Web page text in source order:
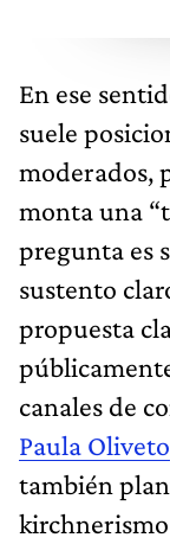
En ese
suele
moderados,
monta una
pregunta es
sustento
propuesta
canales de
Paula Oliveto
también
kirchnerismo